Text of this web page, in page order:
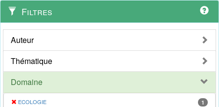
Filtres
Auteur
Thématique
Domaine
ECOLOGIE 1